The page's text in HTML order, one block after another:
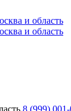
8 (999) 001-